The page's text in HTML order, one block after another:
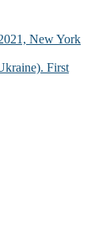
New York
First